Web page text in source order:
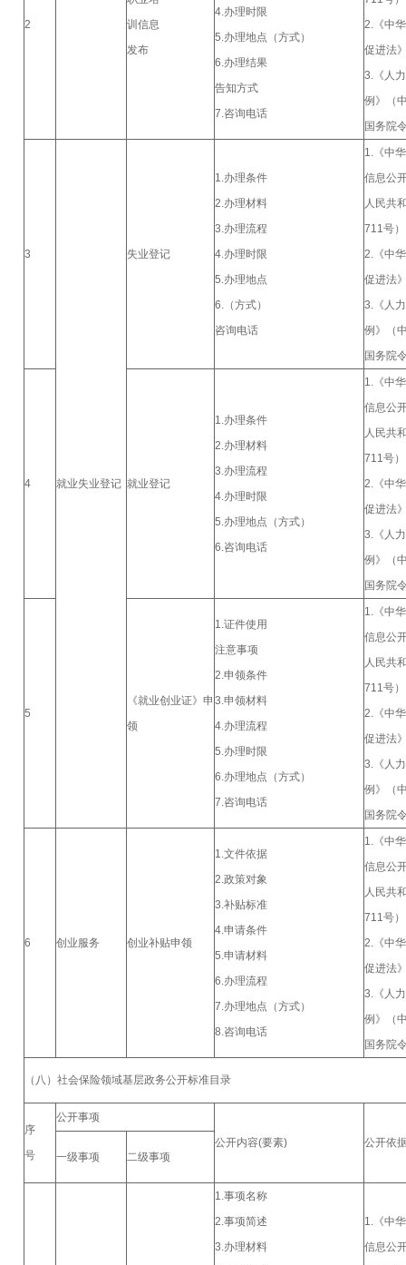
2
训信息
发布
4.办理时限
5.办理地点（方式）
6.办理结果
告知方式
7.咨询电话
2.《中
促进法
3.《人
例》（
国务院
3
就业失业登记
失业登记
1.办理条件
2.办理材料
3.办理流程
4.办理时限
5.办理地点
6.（方式）
咨询电话
1.《中
信息公
人民共
711号
2.《中
促进法
3.《人
例》（
国务院
4 就业登记
1.办理条件
2.办理材料
3.办理流程
4.办理时限
5.办理地点（方式）
6.咨询电话
1.《中
信息公
人民共
711号
2.《中
促进法
3.《人
例》（
国务院
5
《就业创业证》申
领
1.证件使用
注意事项
2.申领条件
3.申领材料
4.办理流程
5.办理时限
6.办理地点（方式）
7.咨询电话
1.《中
信息公
人民共
711号
2.《中
促进法
3.《人
例》（
国务院
6 创业服务 创业补贴申领
1.文件依据
2.政策对象
3.补贴标准
4.申请条件
5.申请材料
6.办理流程
7.办理地点（方式）
8.咨询电话
1.《中
信息公
人民共
711号
2.《中
促进法
3.《人
例》（
国务院
（八）社会保险领域基层政务公开标准目录
序
号
公开事项
公开内容(要素)
公开依
一级事项
二级事项
1.事项名称
2.事项简述
3.办理材料
1.《中
信息公